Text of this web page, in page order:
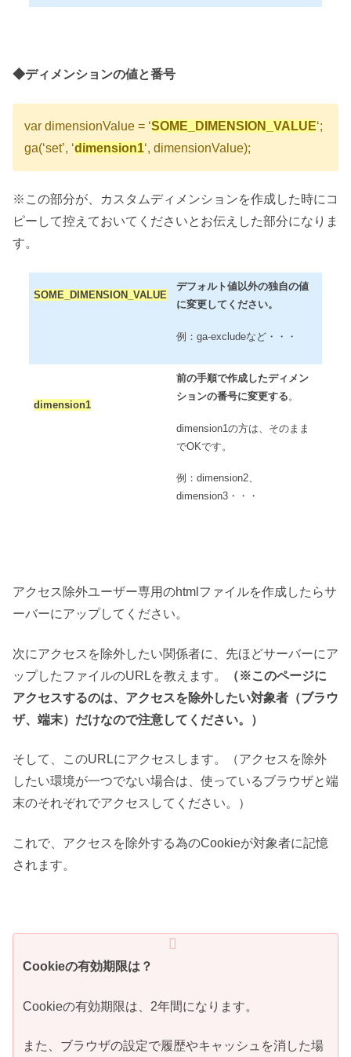
◆ディメンションの値と番号
var dimensionValue = ‘SOME_DIMENSION_VALUE‘;
ga(‘set’, ‘dimension1‘, dimensionValue);
※この部分が、カスタムディメンションを作成した時にコ
ピーして控えておいてくださいとお伝えした部分になりま
す。
SOME_DIMENSION_VALUE
デフォルト値以外の独自の値
に変更してください。
例：ga-excludeなど・・・
dimension1
前の手順で作成したディメン
ションの番号に変更する 。
dimension1の方は、そのまま
でOKです。
例：dimension2、
dimension3・・・
アクセス除外ユーザー専用のhtmlファイルを作成したらサ
ーバーにアップしてください。
次にアクセスを除外したい関係者に、先ほどサーバーにア
ップしたファイルのURLを教えます。
（※このページに
アクセスするのは、アクセスを除外したい対象者（ブラウ
ザ、端末）だけなので注意してください。）
そして、このURLにアクセスします。（アクセスを除外
したい環境が一つでない場合は、使っているブラウザと端
末のそれぞれでアクセスしてください。）
これで、アクセスを除外する為のCookieが対象者に記憶
されます。
Cookieの有効期限は？
Cookieの有効期限は、2年間になります。
また、ブラウザの設定で履歴やキャッシュを消した場